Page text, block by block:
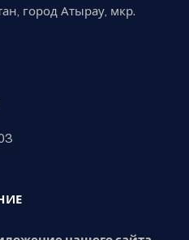
город Атырау, мкр.